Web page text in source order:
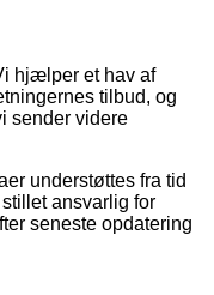
hjælper et hav af
tilbud, og
sender videre
understøttes fra tid
ansvarlig for
seneste opdatering